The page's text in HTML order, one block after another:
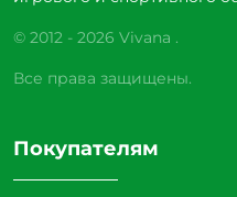
© 2012 - 2026 Vivana .
Все права защищены.
Покупателям